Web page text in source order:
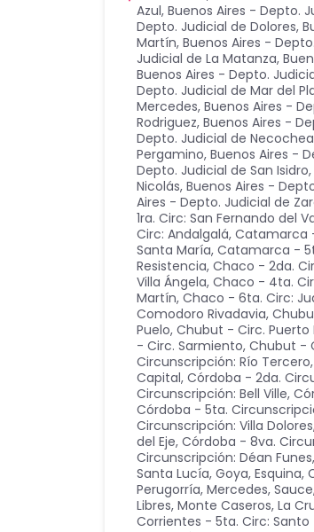
Azul, Buenos Aires - Depto.
Depto. Judicial de Dolores,
Martín, Buenos Aires -
Judicial de La Matanza,
Buenos Aires - Depto.
Depto. Judicial de Mar del
Mercedes, Buenos Aires -
Rodriguez, Buenos Aires -
Depto. Judicial de Necochea
Pergamino, Buenos Aires -
Depto. Judicial de San Isidro,
Nicolás, Buenos Aires -
Aires - Depto. Judicial de
1ra. Circ: San Fernando del
Circ: Andalgalá, Catamarca
Santa María, Catamarca -
Resistencia, Chaco - 2da.
Villa Ángela, Chaco - 4ta.
Martín, Chaco - 6ta. Circ:
Comodoro Rivadavia,
Puelo, Chubut - Circ. Puerto
- Circ. Sarmiento, Chubut -
Circunscripción: Río Tercero,
Capital, Córdoba - 2da.
Circunscripción: Bell Ville,
Córdoba - 5ta.
Circunscripción: Villa Dolores
del Eje, Córdoba - 8va.
Circunscripción: Déan Funes,
Santa Lucía, Goya, Esquina,
Perugorría, Mercedes, Sauce
Libres, Monte Caseros, La
Corrientes - 5ta. Circ: Santo